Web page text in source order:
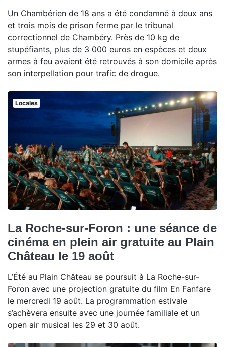
Un Chambérien de 18 ans a été condamné à deux ans
et trois mois de prison ferme par le tribunal
correctionnel de Chambéry. Près de 10 kg de
stupéfiants, plus de 3 000 euros en espèces et deux
armes à feu avaient été retrouvés à son domicile après
son interpellation pour trafic de drogue.
Locales
La Roche-sur-Foron : une séance de
cinéma en plein air gratuite au Plain
Château le 19 août
L’Été au Plain Château se poursuit à La Roche-sur-
Foron avec une projection gratuite du film En Fanfare
le mercredi 19 août. La programmation estivale
s’achèvera ensuite avec une journée familiale et un
open air musical les 29 et 30 août.